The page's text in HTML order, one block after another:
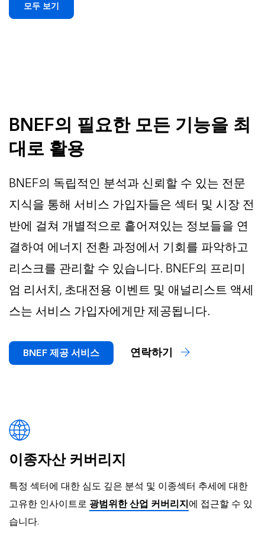
모두 보기
BNEF의 필요한 모든 기능을 최
대로 활용
BNEF의 독립적인 분석과 신뢰할 수 있는 전문
지식을 통해 서비스 가입자들은 섹터 및 시장 전
반에 걸쳐 개별적으로 흩어져있는 정보들을 연
결하여 에너지 전환 과정에서 기회를 파악하고
리스크를 관리할 수 있습니다. BNEF의 프리미
엄 리서치, 초대전용 이벤트 및 애널리스트 액세
스는 서비스 가입자에게만 제공됩니다.
BNEF 제공 서비스 연락하기
이종자산 커버리지
특정 섹터에 대한 심도 깊은 분석 및 이종섹터 추세에 대한
고유한 인사이트로 광범위한 산업 커버리지에 접근할 수 있
습니다.